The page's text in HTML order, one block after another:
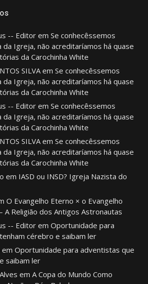
-- Editorem Se conhecêssemos
Igreja, não acreditaríamos há quase
da Carochinha White
SILVAem Se conhecêssemos
Igreja, não acreditaríamos há quase
da Carochinha White
-- Editorem Se conhecêssemos
Igreja, não acreditaríamos há quase
da Carochinha White
SILVAem Se conhecêssemos
Igreja, não acreditaríamos há quase
da Carochinha White
em IASD ou INSD? Igreja Nazista do
O Evangelho Eterno × o Evangelho
Religião dos Antigos Astronautas
-- Editorem Oportunidade para
cérebro e saibam ler
em Oportunidade para adventistas que
saibam ler
em A Copa do Mundo Como